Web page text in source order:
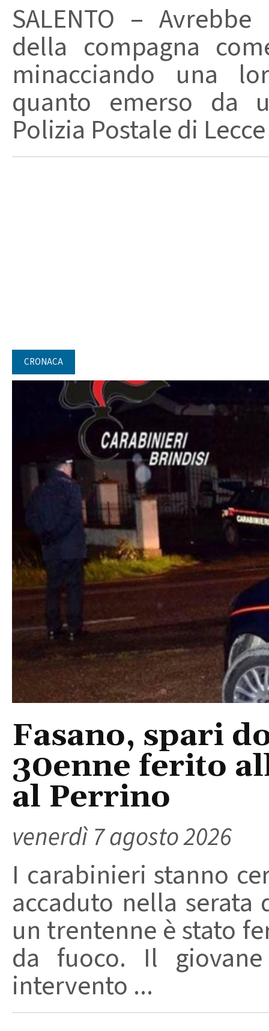
SALENTO –
della compagna
minacciando una
quanto emerso da
Polizia Postale di
CRONACA
Fasano, spari
30enne ferito
al Perrino
venerdì 7 agosto 2026
I carabinieri stanno
accaduto nella serata
un trentenne è stato
da fuoco. Il
intervento ...